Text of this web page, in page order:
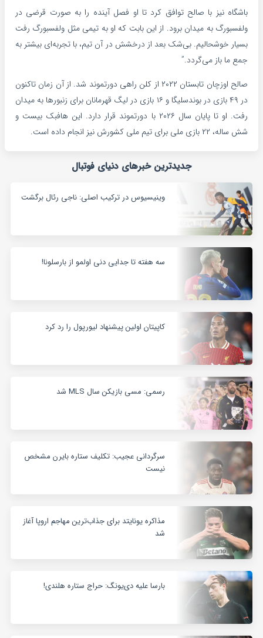
باشگاه نیز با صالح توافق کرد تا او فصل آینده را به صورت قرضی در
ولفسبورگ به میدان برود. از این بابت که او به تیمی مثل ولفسبورگ رفت
بسیار خوشحالیم. بی‌شک بعد از درخشش در آن تیم، با تجربه‌ای بیشتر به
جمع ما باز می‌گردد.”
صالح اوزچان تابستان ۲۰۲۲ از کلن راهی دورتموند شد. از آن زمان تاکنون
در ۴۹ بازی در بوندسلیگا و ۱۶ بازی در لیگ قهرمانان برای زنبورها به میدان
رفت. او تا پایان سال ۲۰۲۶ با دورتموند قرار دارد. این هافبک بیست و
شش ساله، ۲۲ بازی ملی برای تیم ملی کشورش نیز انجام داده است.
جدیدترین خبرهای دنیای فوتبال
وینیسیوس در ترکیب اصلی: ناجی رئال برگشت
سه هفته تا جدایی دنی اولمو از بارسلونا!
کاپیتان اولین پیشنهاد لیورپول را رد کرد
رسمی: مسی بازیکن سال MLS شد
سرگردانی عجیب: تکلیف ستاره بایرن مشخص
نیست
مذاکره یونایتد برای جذاب‌ترین مهاجم اروپا آغاز
شد
بارسا علیه دی‌یونگ: حراج ستاره هلندی!